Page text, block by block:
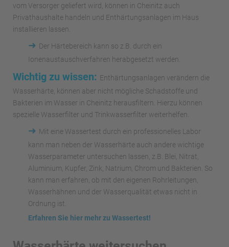
vom Versorger geliefert wird, können in Cheinitz auch
Privathaushalte handeln und Enthärtungsanlagen im Haus
installieren lassen.
➜ Der Härtebereich kann so z.B. durch ein
Ionenaustauschverfahren herabgesetzt werden.
Wichtig zu wissen: Enthärtungsanlagen verändern die
Wasserhärte, können aber nicht mögliche Schadstoffe und
Bakterien im Wasser in Cheinitz herausfiltern. Hierzu können
spezielle Wasserfilter und Trinkwasserfilter weiterhelfen.
➜ Mit eine Wassertest durch ein professionelles Labor
kann man neben der Wasserhärte auch andere wichtige
Wasserparameter untersuchen lassen, z.B. Blei, Nitrat,
Aluminium, Kupfer, Zink, Natrium, Chrom und Bakterien. So
kann man erfahren, ob mit den eigenen Rohrleitungen,
Wasserhähnen und der Wasserqualität etwas nicht in
Ordnung ist.
Erfahren Sie hier mehr zu Wassertest!